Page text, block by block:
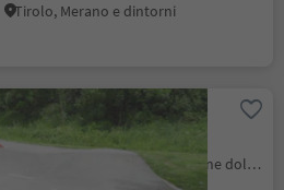
Tirolo, Merano e dintorni
Skatepark e campo
Volleyball San
S. Sigismondo, Chienes, Regione dolomitica Plan de Corones